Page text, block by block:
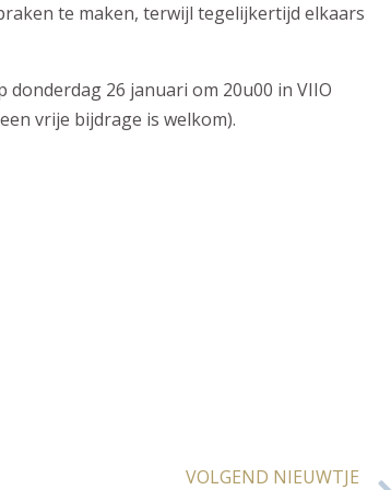
te maken, terwijl tegelijkertijd elkaars
26 januari om 20u00 in VIIO
vrije bijdrage is welkom).
VOLGEND NIEUWTJE